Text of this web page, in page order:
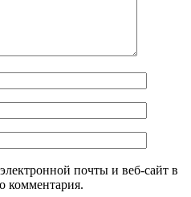
почты и веб-сайт в
комментария.